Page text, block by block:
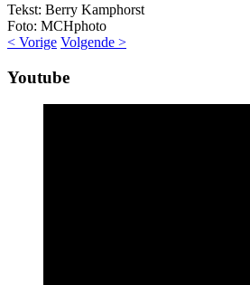
Tekst: Berry Kamphorst
Foto: MCHphoto
< Vorige Volgende >
Youtube